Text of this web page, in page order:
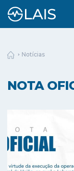
Notícias
NOTA